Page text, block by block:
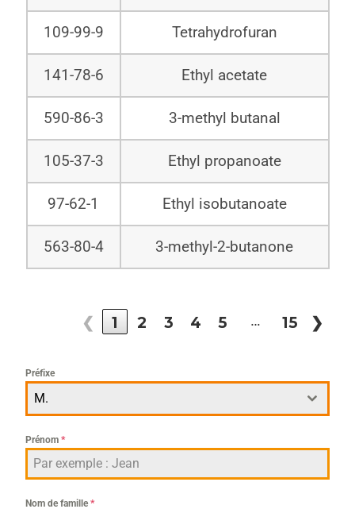
109-99-9 Tetrahydrofuran
141-78-6 Ethyl acetate
590-86-3 3-methyl butanal
105-37-3 Ethyl propanoate
97-62-1 Ethyl isobutanoate
563-80-4 3-methyl-2-butanone
❮ 1 2 3 4 5 … 15 ❯
Préfixe
M.
Prénom*
Nom de famille*